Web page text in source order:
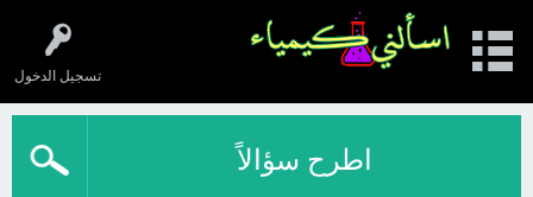
تسجيل الدخول
اطرح سؤالاً